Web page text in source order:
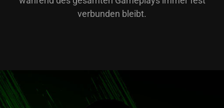
verbunden bleibt.